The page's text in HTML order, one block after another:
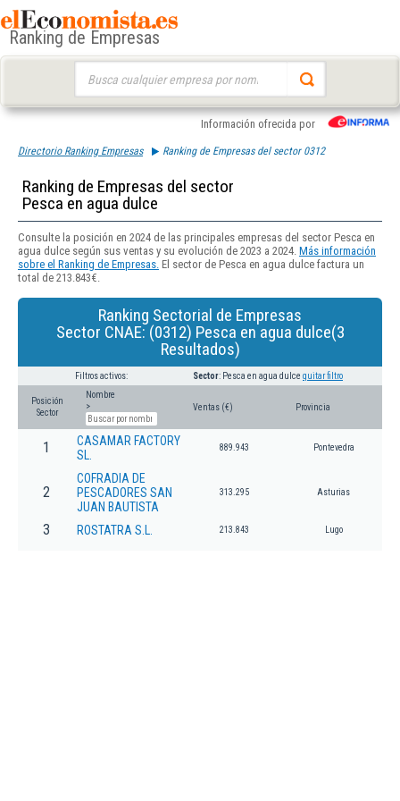
Ranking de Empresas
Información ofrecida por
Directorio Ranking Empresas Ranking de Empresas del sector 0312
Ranking de Empresas del sector
Pesca en agua dulce
Consulte la posición en 2024 de las principales empresas del sector Pesca en
agua dulce según sus ventas y su evolución de 2023 a 2024. Más información
sobre el Ranking de Empresas. El sector de Pesca en agua dulce factura un
total de 213.843€.
Ranking Sectorial de Empresas
Sector CNAE: (0312) Pesca en agua dulce(3
Resultados)
Filtros activos: Sector: Pesca en agua dulce quitar filtro
Posición
Sector
Nombre
>
Ventas (€) Provincia
1
CASAMAR FACTORY
SL.
889.943 Pontevedra
2
COFRADIA DE
PESCADORES SAN
JUAN BAUTISTA
313.295 Asturias
3 ROSTATRA S.L. 213.843 Lugo